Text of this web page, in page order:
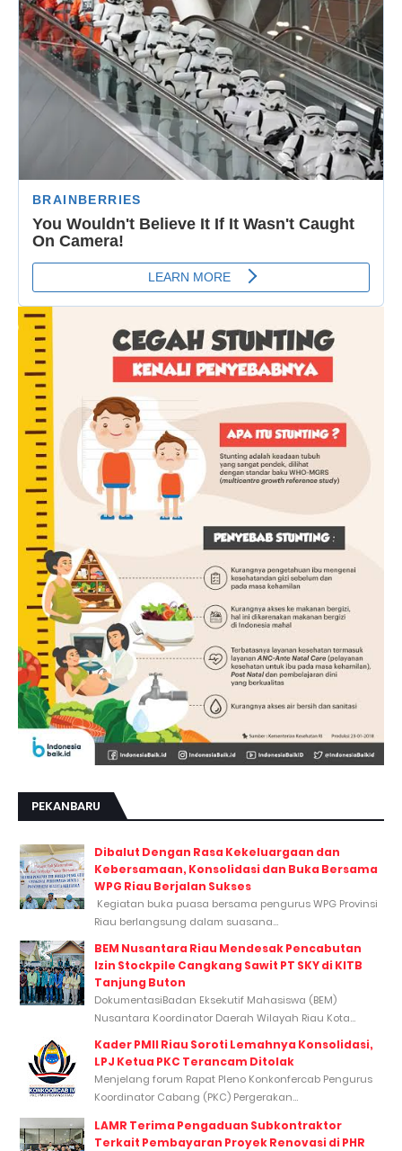
PEKANBARU
Dibalut Dengan Rasa Kekeluargaan dan
Kebersamaan, Konsolidasi dan Buka Bersama
WPG Riau Berjalan Sukses
Kegiatan buka puasa bersama pengurus WPG Provinsi
Riau berlangsung dalam suasana...
BEM Nusantara Riau Mendesak Pencabutan
Izin Stockpile Cangkang Sawit PT SKY di KITB
Tanjung Buton
DokumentasiBadan Eksekutif Mahasiswa (BEM)
Nusantara Koordinator Daerah Wilayah Riau Kota...
Kader PMII Riau Soroti Lemahnya Konsolidasi,
LPJ Ketua PKC Terancam Ditolak
Menjelang forum Rapat Pleno Konkonfercab Pengurus
Koordinator Cabang (PKC) Pergerakan...
LAMR Terima Pengaduan Subkontraktor
Terkait Pembayaran Proyek Renovasi di PHR